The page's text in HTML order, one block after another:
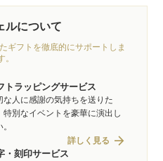
ルについて
ギフトを徹底的にサポートしま
。
トラッピングサービス
な人に感謝の気持ちを送りた
特別なイベントを豪華に演出し
詳しく見る arrow_forward
・刻印サービス